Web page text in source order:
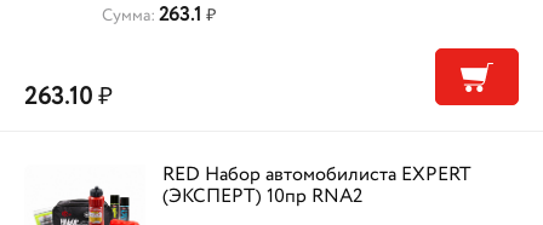
Сумма: 263.1 ₽
263.10₽
RED Набор автомобилиста EXPERT
(ЭКСПЕРТ) 10пр RNA2